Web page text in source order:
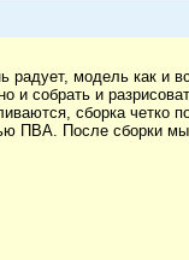
радует, модель как и
собрать и
сборка четко
ПВА. После сборки